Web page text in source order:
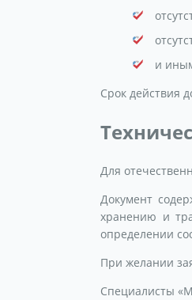
и
Срок действия
Для
Документ
хранению и
определении
При желании
Специалисты